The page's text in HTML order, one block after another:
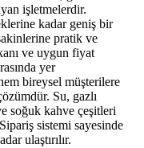
işletmelerdir.
kadar geniş bir
pratik ve
ve uygun fiyat
yer
bireysel müşterilere
Su, gazlı
soğuk kahve çeşitleri
sistemi sayesinde
ulaştırılır.